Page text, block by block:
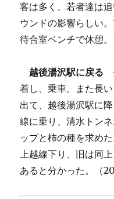
客は多く、若者達は
ウンドの影響らしい
待合室ベンチで休憩。
越後湯沢駅に戻る
着し、乗車。また長
出て、越後湯沢駅に
線に乗り、清水トン
ップと柿の種を求め
上越線下り、旧は同
あると分かった。（